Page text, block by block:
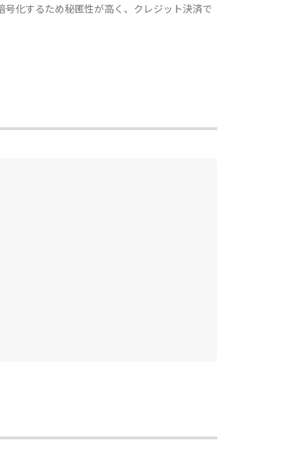
化するため秘匿性が高く、クレジット決済で